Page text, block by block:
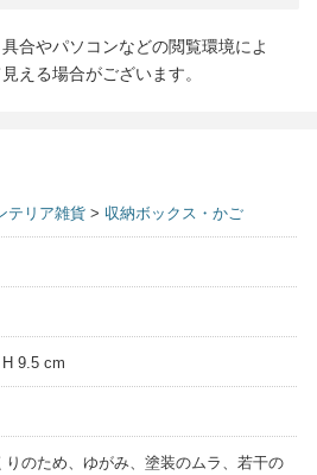
合やパソコンなどの閲覧環境によ
える場合がございます。
テリア雑貨 > 収納ボックス・かご
9.5 cm
のため、ゆがみ、塗装のムラ、若干の